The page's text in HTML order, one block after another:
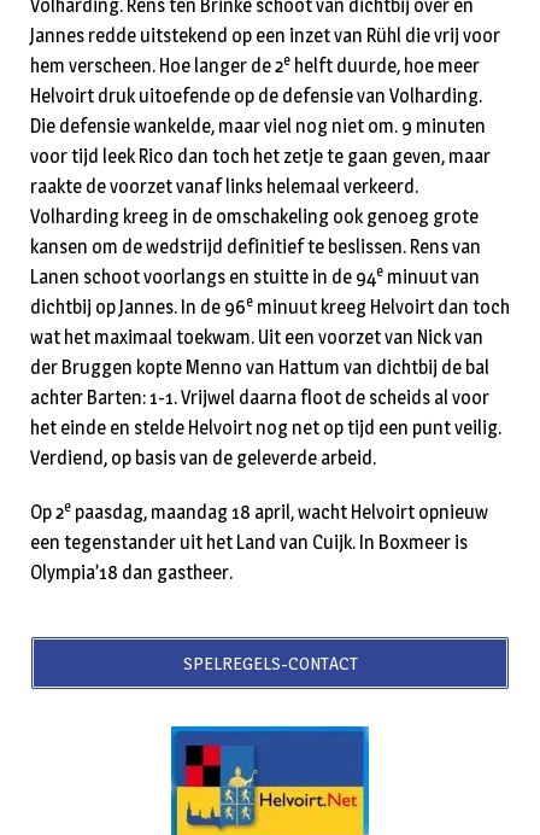
Volharding. Rens ten Brinke schoot van dichtbij over en
Jannes redde uitstekend op een inzet van Rühl die vrij voor
hem verscheen. Hoe langer de 2e helft duurde, hoe meer
Helvoirt druk uitoefende op de defensie van Volharding.
Die defensie wankelde, maar viel nog niet om. 9 minuten
voor tijd leek Rico dan toch het zetje te gaan geven, maar
raakte de voorzet vanaf links helemaal verkeerd.
Volharding kreeg in de omschakeling ook genoeg grote
kansen om de wedstrijd definitief te beslissen. Rens van
Lanen schoot voorlangs en stuitte in de 94e minuut van
dichtbij op Jannes. In de 96e minuut kreeg Helvoirt dan toch
wat het maximaal toekwam. Uit een voorzet van Nick van
der Bruggen kopte Menno van Hattum van dichtbij de bal
achter Barten: 1-1. Vrijwel daarna floot de scheids al voor
het einde en stelde Helvoirt nog net op tijd een punt veilig.
Verdiend, op basis van de geleverde arbeid.
Op 2e paasdag, maandag 18 april, wacht Helvoirt opnieuw
een tegenstander uit het Land van Cuijk. In Boxmeer is
Olympia’18 dan gastheer.
SPELREGELS-CONTACT